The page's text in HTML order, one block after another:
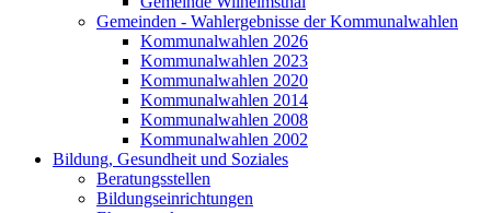
Gemeinden - Wahlergebnisse der Kommunalwahlen
Kommunalwahlen 2026
Kommunalwahlen 2023
Kommunalwahlen 2020
Kommunalwahlen 2014
Kommunalwahlen 2008
Kommunalwahlen 2002
Bildung, Gesundheit und Soziales
Beratungsstellen
Bildungseinrichtungen